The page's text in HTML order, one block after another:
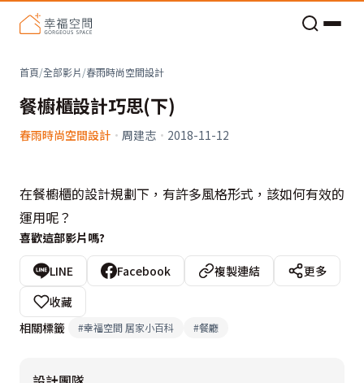
首頁/全部影片/春雨時尚空間設計
餐櫥櫃設計巧思(下)
春雨時尚空間設計 · 周建志 · 2018-11-12
在餐櫥櫃的設計規劃下，有許多風格形式，該如何有效的
運用呢？
喜歡這部影片嗎?
LINE Facebook 複製連結
更多
收藏
相關標籤
#幸福空間 居家小百科 #餐廳